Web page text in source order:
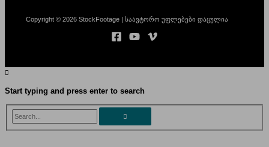
Copyright © 2026 StockFootage | საავტორო უფლებები დაცულია
Start typing and press enter to search